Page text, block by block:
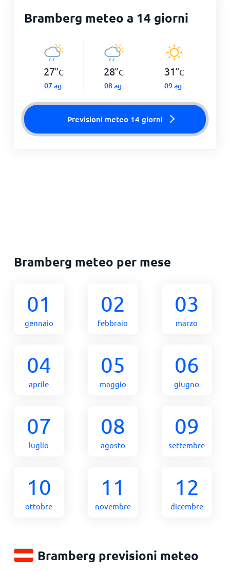
Bramberg meteo a 14 giorni
27°C
07 ag.
28°C
08 ag.
31°C
09 ag.
Previsioni meteo 14 giorni
Bramberg meteo per mese
01
gennaio
02
febbraio
03
marzo
04
aprile
05
maggio
06
giugno
07
luglio
08
agosto
09
settembre
10
ottobre
11
novembre
12
dicembre
Bramberg previsioni meteo